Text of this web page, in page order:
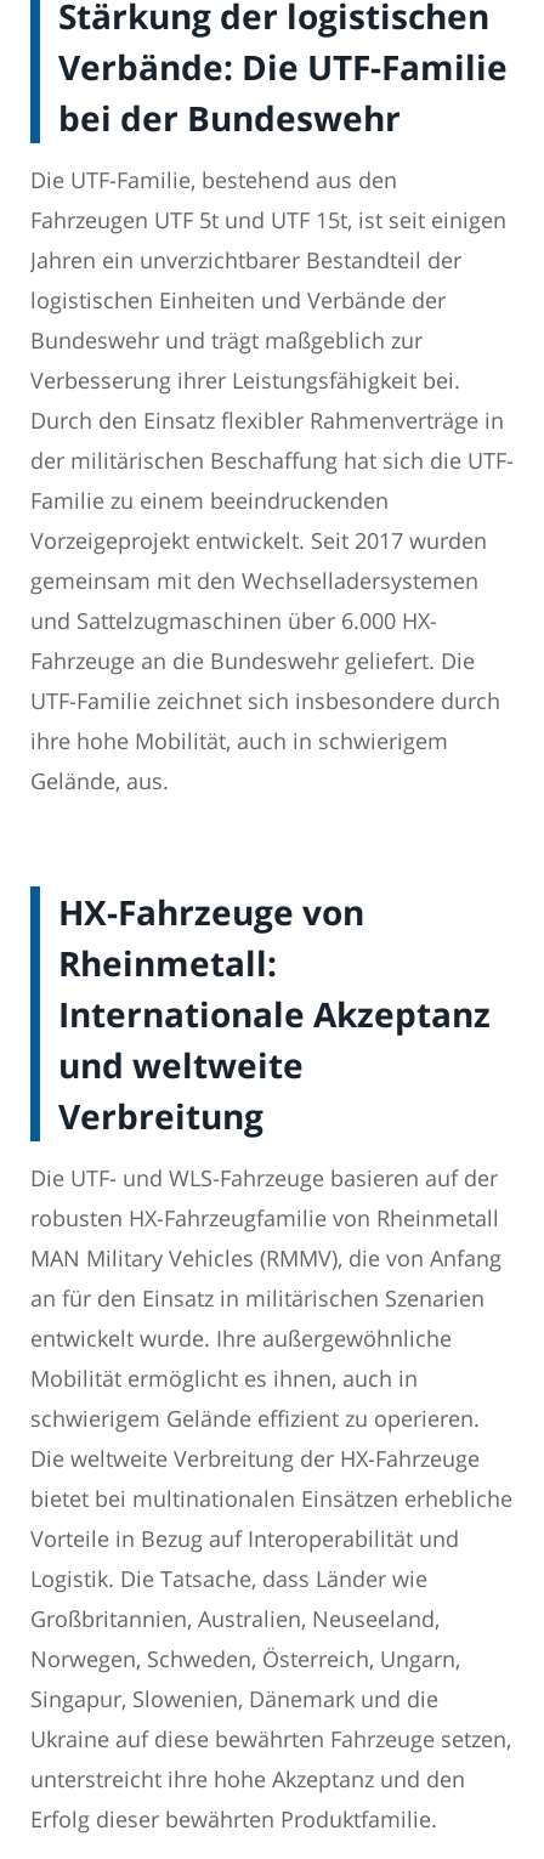
Stärkung der logistischen
Verbände: Die UTF-Familie
bei der Bundeswehr
Die UTF-Familie, bestehend aus den
Fahrzeugen UTF 5t und UTF 15t, ist seit einigen
Jahren ein unverzichtbarer Bestandteil der
logistischen Einheiten und Verbände der
Bundeswehr und trägt maßgeblich zur
Verbesserung ihrer Leistungsfähigkeit bei.
Durch den Einsatz flexibler Rahmenverträge in
der militärischen Beschaffung hat sich die UTF-
Familie zu einem beeindruckenden
Vorzeigeprojekt entwickelt. Seit 2017 wurden
gemeinsam mit den Wechselladersystemen
und Sattelzugmaschinen über 6.000 HX-
Fahrzeuge an die Bundeswehr geliefert. Die
UTF-Familie zeichnet sich insbesondere durch
ihre hohe Mobilität, auch in schwierigem
Gelände, aus.
HX-Fahrzeuge von
Rheinmetall:
Internationale Akzeptanz
und weltweite
Verbreitung
Die UTF- und WLS-Fahrzeuge basieren auf der
robusten HX-Fahrzeugfamilie von Rheinmetall
MAN Military Vehicles (RMMV), die von Anfang
an für den Einsatz in militärischen Szenarien
entwickelt wurde. Ihre außergewöhnliche
Mobilität ermöglicht es ihnen, auch in
schwierigem Gelände effizient zu operieren.
Die weltweite Verbreitung der HX-Fahrzeuge
bietet bei multinationalen Einsätzen erhebliche
Vorteile in Bezug auf Interoperabilität und
Logistik. Die Tatsache, dass Länder wie
Großbritannien, Australien, Neuseeland,
Norwegen, Schweden, Österreich, Ungarn,
Singapur, Slowenien, Dänemark und die
Ukraine auf diese bewährten Fahrzeuge setzen,
unterstreicht ihre hohe Akzeptanz und den
Erfolg dieser bewährten Produktfamilie.